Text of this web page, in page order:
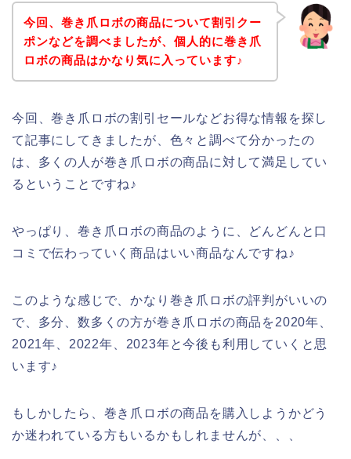
今回、巻き爪ロボの商品について割引クー
ポンなどを調べましたが、個人的に巻き爪
ロボの商品はかなり気に入っています♪
今回、巻き爪ロボの割引セールなどお得な情報を探し
て記事にしてきましたが、色々と調べて分かったの
は、多くの人が巻き爪ロボの商品に対して満足してい
るということですね♪
やっぱり、巻き爪ロボの商品のように、どんどんと口
コミで伝わっていく商品はいい商品なんですね♪
このような感じで、かなり巻き爪ロボの評判がいいの
で、多分、数多くの方が巻き爪ロボの商品を2020年、
2021年、2022年、2023年と今後も利用していくと思
います♪
もしかしたら、巻き爪ロボの商品を購入しようかどう
か迷われている方もいるかもしれませんが、、、